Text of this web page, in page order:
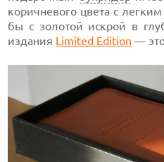
коричневого цвета с
бы с золотой искрой в
издания Limited Edition —